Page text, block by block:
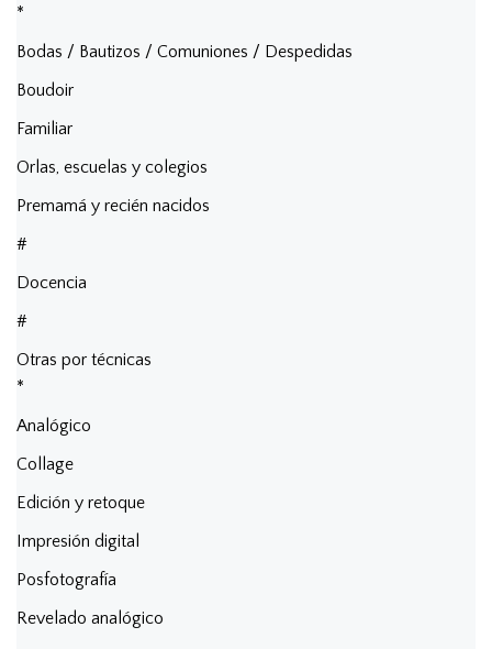
*
Bodas / Bautizos / Comuniones / Despedidas
Boudoir
Familiar
Orlas, escuelas y colegios
Premamá y recién nacidos
#
Docencia
#
Otras por técnicas
*
Analógico
Collage
Edición y retoque
Impresión digital
Posfotografía
Revelado analógico